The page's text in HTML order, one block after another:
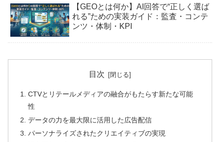
【GEOとは何か】AI回答で“正しく選ば
れる”ための実装ガイド：監査・コンテ
ンツ・体制・KPI
目次
CTVとリテールメディアの融合がもたらす新たな可能
性
データの力を最大限に活用した広告配信
パーソナライズされたクリエイティブの実現